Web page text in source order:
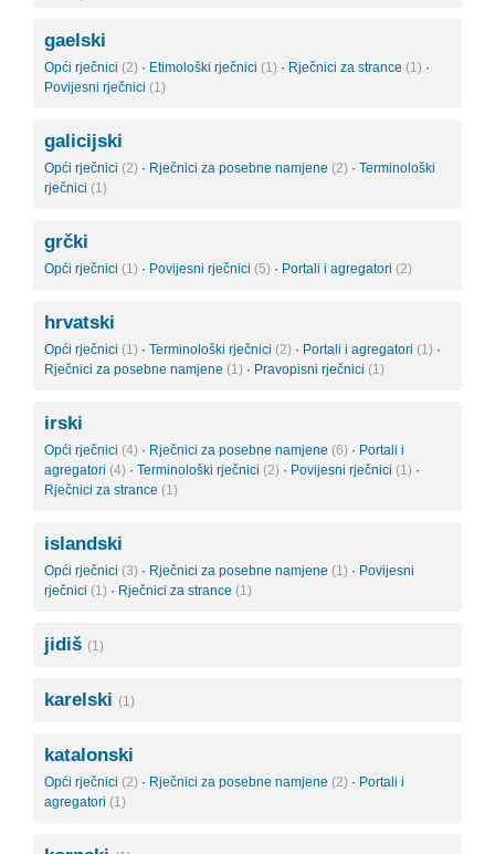
gaelski
Opći rječnici (2) · Etimološki rječnici (1) · Rječnici za strance (1) ·
Povijesni rječnici (1)
galicijski
Opći rječnici (2) · Rječnici za posebne namjene (2) · Terminološki
rječnici (1)
grčki
Opći rječnici (1) · Povijesni rječnici (5) · Portali i agregatori (2)
hrvatski
Opći rječnici (1) · Terminološki rječnici (2) · Portali i agregatori (1) ·
Rječnici za posebne namjene (1) · Pravopisni rječnici (1)
irski
Opći rječnici (4) · Rječnici za posebne namjene (6) · Portali i
agregatori (4) · Terminološki rječnici (2) · Povijesni rječnici (1) ·
Rječnici za strance (1)
islandski
Opći rječnici (3) · Rječnici za posebne namjene (1) · Povijesni
rječnici (1) · Rječnici za strance (1)
jidiš (1)
karelski (1)
katalonski
Opći rječnici (2) · Rječnici za posebne namjene (2) · Portali i
agregatori (1)